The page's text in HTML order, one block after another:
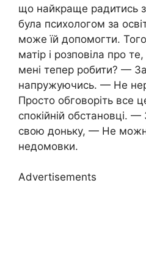
що найкраще радитись
була психологом за
може їй допомогти.
матір і розповіла про
мені тепер робити? —
напружуючись. — Не
Просто обговоріть все
спокійній обстановці.
свою доньку, — Не
недомовки.
Advertisements